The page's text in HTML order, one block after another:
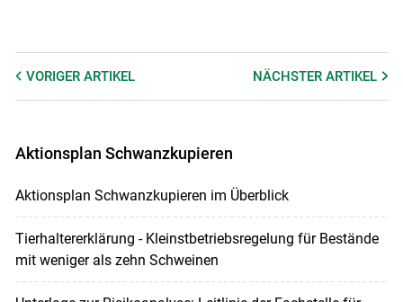
VORIGER ARTIKEL NÄCHSTERARTIKEL
Aktionsplan Schwanzkupieren
Aktionsplan Schwanzkupieren im Überblick
Tierhaltererklärung - Kleinstbetriebsregelung für Bestände
mit weniger als zehn Schweinen